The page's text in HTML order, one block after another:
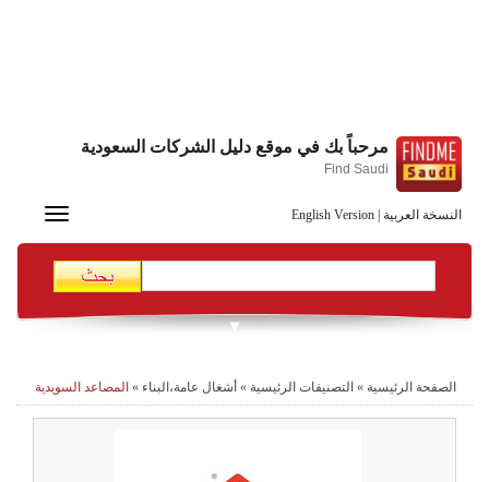
النسخة العربية English Version
مرحباً بك في موقع دليل الشركات السعودية
Find Saudi
Toggle
الصفحة الرئيسية » التصنيفات الرئيسية » أشغال عامة،البناء » المصاعد السويدية